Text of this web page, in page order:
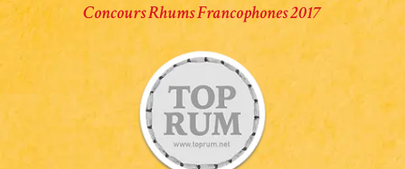
Concours Rhums Francophones 2017